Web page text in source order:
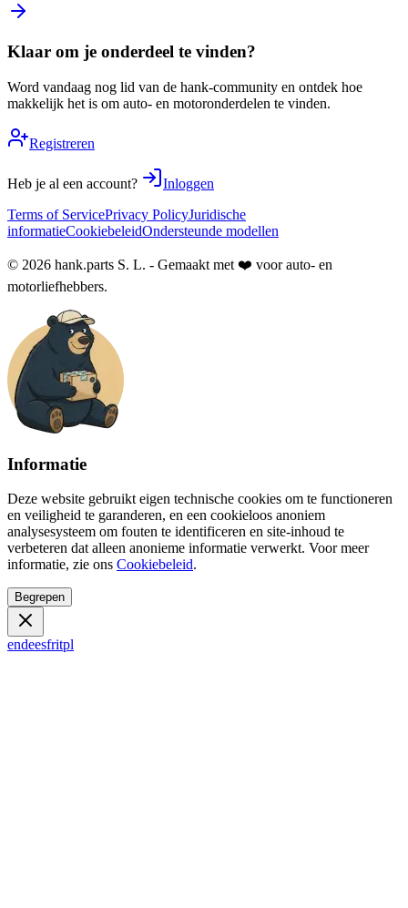
Klaar om je onderdeel te vinden?
Word vandaag nog lid van de hank-community en ontdek hoe
makkelijk het is om auto- en motoronderdelen te vinden.
Registreren
Heb je al een account?
Inloggen
Terms of ServicePrivacy PolicyJuridische
informatieCookiebeleidOndersteunde modellen
© 2026 hank.parts S. L. - Gemaakt met ❤️ voor auto- en
motorliefhebbers.
Informatie
Deze website gebruikt eigen technische cookies om te functioneren
en veiligheid te garanderen, en een cookieloos anoniem
analysesysteem om fouten te identificeren en site-inhoud te
verbeteren dat alleen anonieme informatie verwerkt. Voor meer
informatie, zie ons Cookiebeleid.
Begrepen
endeesfritpl